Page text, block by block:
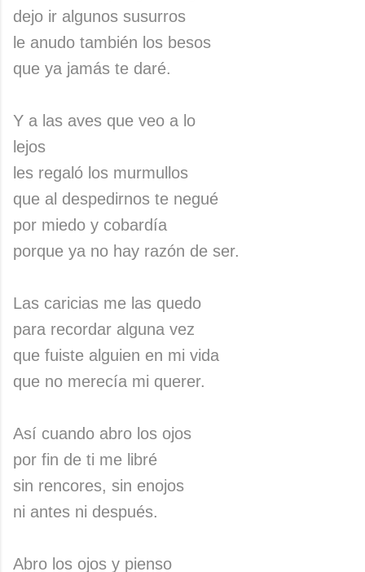
dejo ir algunos susurros
le anudo también los besos
que ya jamás te daré.
Y a las aves que veo a lo
lejos
les regaló los murmullos
que al despedirnos te negué
por miedo y cobardía
porque ya no hay razón de ser.
Las caricias me las quedo
para recordar alguna vez
que fuiste alguien en mi vida
que no merecía mi querer.
Así cuando abro los ojos
por fin de ti me libré
sin rencores, sin enojos
ni antes ni después.
Abro los ojos y pienso